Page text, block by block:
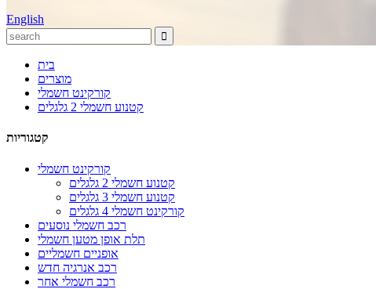
English
בית
מוצרים
קורקינט חשמלי
קטנוע חשמלי 2 גלגלים
קטגוריות
קורקינט חשמלי
קטנוע חשמלי 2 גלגלים
קטנוע חשמלי 3 גלגלים
קורקינט חשמלי 4 גלגלים
רכב חשמלי נוסעים
תלת אופן מטען חשמלי
אופניים חשמליים
רכב אנרגיה חדש
רכב חשמלי אחר